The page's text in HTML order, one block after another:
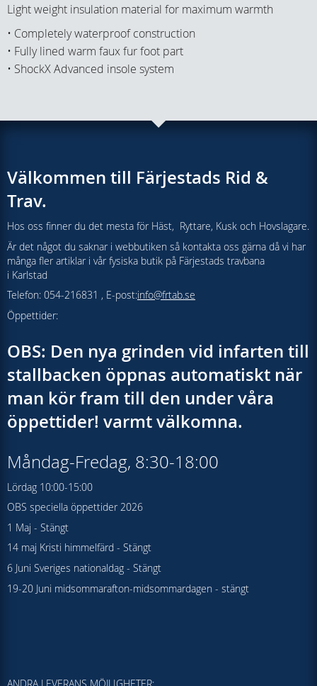
Light weight insulation material for maximum warmth
• Completely waterproof construction
• Fully lined warm faux fur foot part
• ShockX Advanced insole system
Välkommen till Färjestads Rid &
Trav.
Hos oss finner du det mesta för Häst, Ryttare, Kusk och Hovslagare.
Är det något du saknar i webbutiken så kontakta oss gärna då vi har
många fler artiklar i vår fysiska butik på Färjestads travbana
i Karlstad
Telefon: 054-216831 , E-post:info@frtab.se
Öppettider:
OBS: Den nya grinden vid infarten till
stallbacken öppnas automatiskt när
man kör fram till den under våra
öppettider! varmt välkomna.
Måndag-Fredag, 8:30-18:00
Lördag 10:00-15:00
OBS speciella öppettider 2026
1 Maj - Stängt
14 maj Kristi himmelfärd - Stängt
6 Juni Sveriges nationaldag - Stängt
19-20 Juni midsommarafton-midsommardagen - stängt